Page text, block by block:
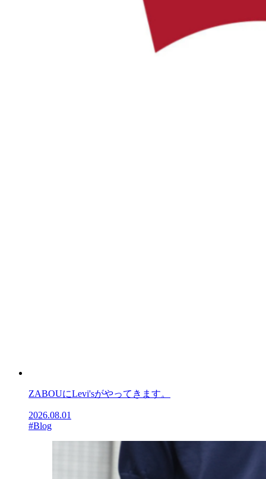
ZABOUにLevi'sがやってきます。
2026.08.01
#Blog